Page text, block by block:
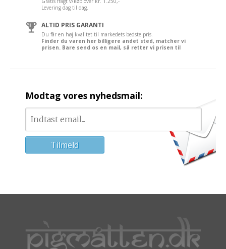
Levering dag til dag.
ALTID PRIS GARANTI
Du får en høj kvalitet til markedets bedste pris.
Finder du varen her billigere andet sted, matcher vi
prisen. Bare send os en mail, så retter vi prisen til
Modtag vores nyhedsmail: